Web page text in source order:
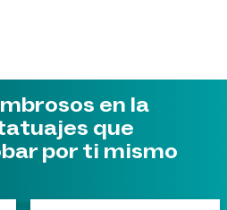
en la
que
por ti mismo